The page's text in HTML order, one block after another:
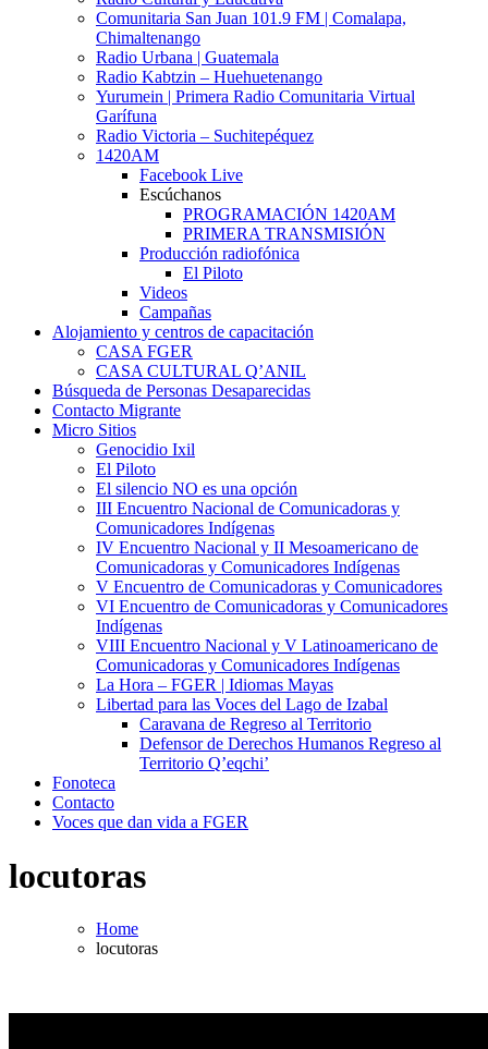
Comunitaria San Juan 101.9 FM | Comalapa,
Chimaltenango
Radio Urbana | Guatemala
Radio Kabtzin – Huehuetenango
Yurumein | Primera Radio Comunitaria Virtual
Garífuna
Radio Victoria – Suchitepéquez
1420AM
Facebook Live
Escúchanos
PROGRAMACIÓN 1420AM
PRIMERA TRANSMISIÓN
Producción radiofónica
El Piloto
Videos
Campañas
Alojamiento y centros de capacitación
CASA FGER
CASA CULTURAL Q’ANIL
Búsqueda de Personas Desaparecidas
Contacto Migrante
Micro Sitios
Genocidio Ixil
El Piloto
El silencio NO es una opción
III Encuentro Nacional de Comunicadoras y
Comunicadores Indígenas
IV Encuentro Nacional y II Mesoamericano de
Comunicadoras y Comunicadores Indígenas
V Encuentro de Comunicadoras y Comunicadores
VI Encuentro de Comunicadoras y Comunicadores
Indígenas
VIII Encuentro Nacional y V Latinoamericano de
Comunicadoras y Comunicadores Indígenas
La Hora – FGER | Idiomas Mayas
Libertad para las Voces del Lago de Izabal
Caravana de Regreso al Territorio
Defensor de Derechos Humanos Regreso al
Territorio Q’eqchi’
Fonoteca
Contacto
Voces que dan vida a FGER
locutoras
Home
locutoras